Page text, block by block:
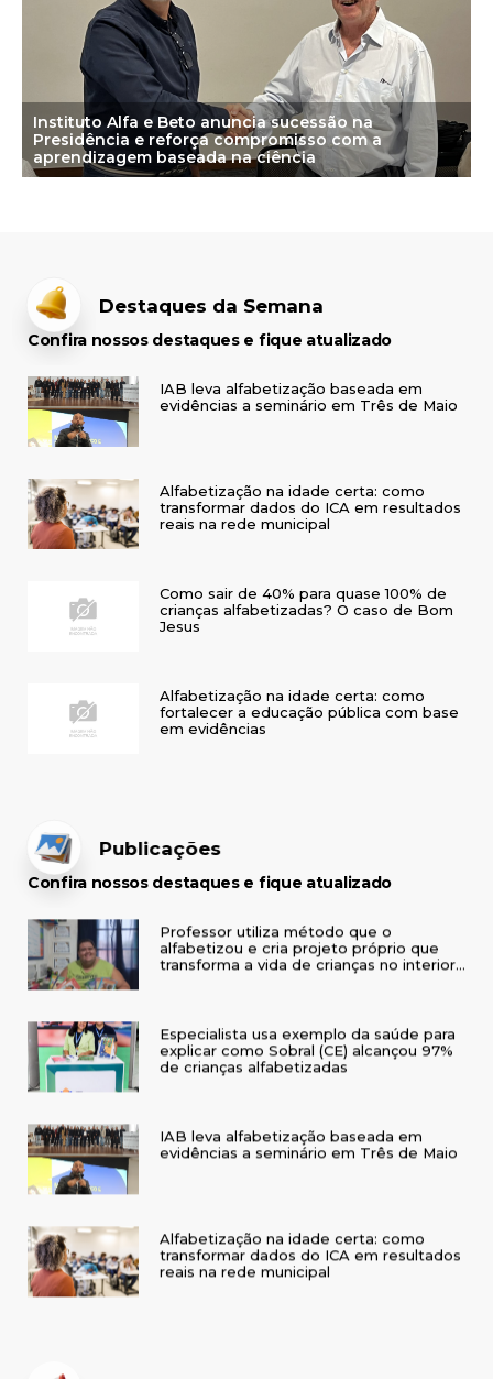
Instituto Alfa e Beto anuncia sucessão na
Presidência e reforça compromisso com a
aprendizagem baseada na ciência
Destaques da Semana
Confira nossos destaques e fique atualizado
IAB leva alfabetização baseada em
evidências a seminário em Três de Maio
Alfabetização na idade certa: como
transformar dados do ICA em resultados
reais na rede municipal
Como sair de 40% para quase 100% de
crianças alfabetizadas? O caso de Bom
Jesus
Alfabetização na idade certa: como
fortalecer a educação pública com base
em evidências
Publicações
Confira nossos destaques e fique atualizado
Professor utiliza método que o
alfabetizou e cria projeto próprio que
transforma a vida de crianças no interior
Especialista usa exemplo da saúde para
explicar como Sobral (CE) alcançou 97%
de crianças alfabetizadas
IAB leva alfabetização baseada em
evidências a seminário em Três de Maio
Alfabetização na idade certa: como
transformar dados do ICA em resultados
reais na rede municipal